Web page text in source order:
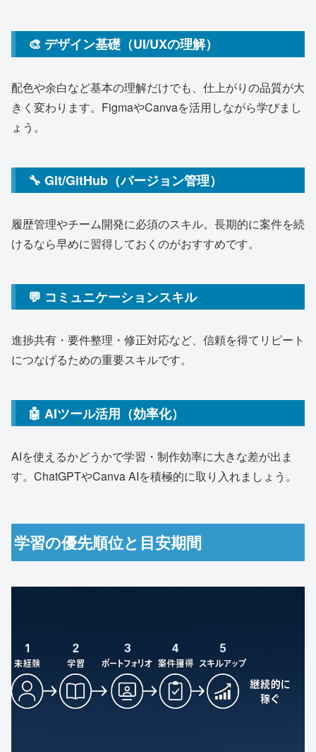
🎨 デザイン基礎（UI/UXの理解）
配色や余白など基本の理解だけでも、仕上がりの品質が大
きく変わります。FigmaやCanvaを活用しながら学びまし
ょう。
🔧 Git/GitHub（バージョン管理）
履歴管理やチーム開発に必須のスキル。長期的に案件を続
けるなら早めに習得しておくのがおすすめです。
💬 コミュニケーションスキル
進捗共有・要件整理・修正対応など、信頼を得てリピート
につなげるための重要スキルです。
🤖 AIツール活用（効率化）
AIを使えるかどうかで学習・制作効率に大きな差が出ま
す。ChatGPTやCanva AIを積極的に取り入れましょう。
学習の優先順位と目安期間